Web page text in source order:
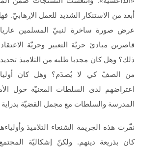
أبعد من الاستنكار الشديد للعمل الإرهابيّ.
عرض صورة ساخرة لنبيّ المسلمين
قاصرين مبادئ حريّة التعبير وحريّة
ذلك؟ وهل كان مجديا طلبه من التلاميذ
من الصفّ كي لا يُصدَم؟ وهل كان
اعتراضهم لدى السلطات المعنيّة حول
المدرسة والسلطات مع مجمل القضيّة بدراية
نفّرت هذه الجريمة الشنعاء التلاميذ
كان بذريعة دينهم. ولكنّ إشكاليّة